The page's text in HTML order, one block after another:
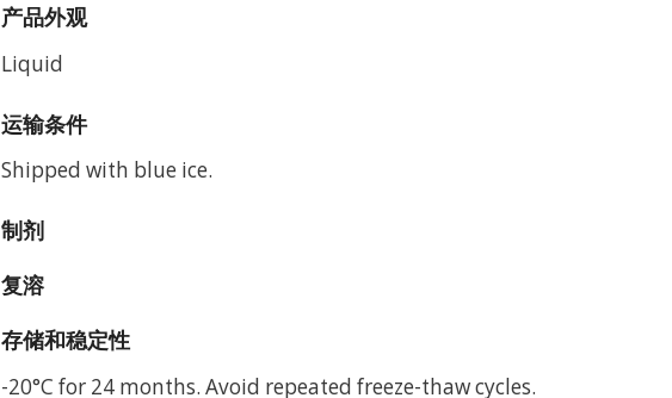
产品外观
Liquid
运输条件
Shipped with blue ice.
制剂
复溶
存储和稳定性
-20°C for 24 months. Avoid repeated freeze-thaw cycles.